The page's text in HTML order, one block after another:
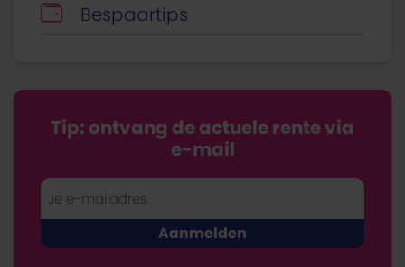
Bespaartips
Tip: ontvang de actuele rente via
e-mail